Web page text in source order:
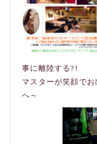
事に離陸する?!
マスターが笑顔でお
へ～